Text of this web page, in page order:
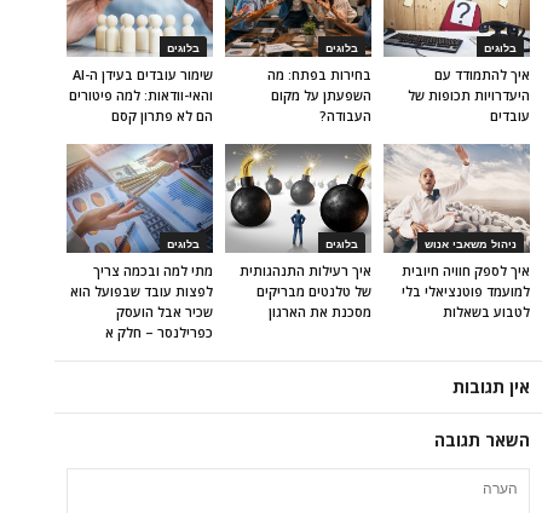
בלוגים
שימור עובדים בעידן ה-AI
והאי-וודאות: למה פיטורים
הם לא פתרון קסם
בלוגים
בחירות בפתח: מה
השפעתן על מקום
העבודה?
בלוגים
איך להתמודד עם
היעדרויות תכופות של
עובדים
בלוגים
מתי למה ובכמה צריך
לפצות עובד שבפועל הוא
שכיר אבל הועסק
כפרילנסר – חלק א
בלוגים
איך רעילות התנהגותית
של טלנטים מבריקים
מסכנת את הארגון
ניהול משאבי אנוש
איך לספק חוויה חיובית
למועמד פוטנציאלי בלי
לטבוע בשאלות
אין תגובות
השאר תגובה